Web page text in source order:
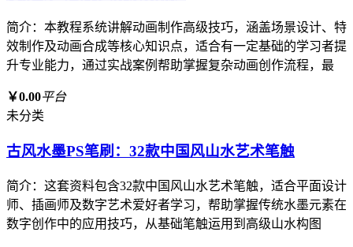
简介：本教程系统讲解动画制作高级技巧，涵盖场景设计、特
效制作及动画合成等核心知识点，适合有一定基础的学习者提
升专业能力，通过实战案例帮助掌握复杂动画创作流程，最
￥0.00平台
未分类
古风水墨PS笔刷：32款中国风山水艺术笔触
简介：这套资料包含32款中国风山水艺术笔触，适合平面设计
师、插画师及数字艺术爱好者学习，帮助掌握传统水墨元素在
数字创作中的应用技巧，从基础笔触运用到高级山水构图